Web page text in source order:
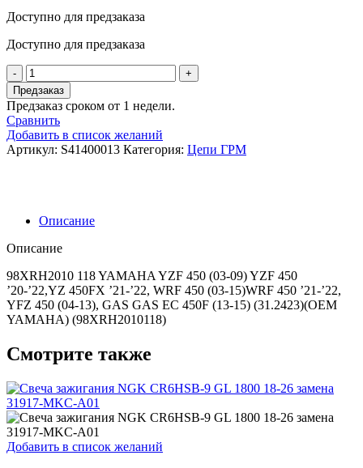
Доступно для предзаказа
Доступно для предзаказа
Количество
товара
Athena
Цепь
ГРМ
S41400013
(31.2423)
Предзаказ
Предзаказ сроком от 1 недели.
Сравнить
Добавить в список желаний
Артикул: S41400013 Категория: Цепи ГРМ
Описание
Описание
98XRH2010 118 YAMAHA YZF 450 (03-09) YZF 450
’20-’22,YZ 450FX ’21-’22, WRF 450 (03-15)WRF 450 ’21-’22,
YFZ 450 (04-13), GAS GAS EC 450F (13-15) (31.2423)(OEM
YAMAHA) (98XRH2010118)
Смотрите также
Добавить в список желаний